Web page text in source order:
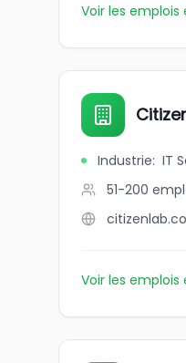
Voir les emplois
Industrie: IT
51-200
citizenlab.co
Voir les emplois